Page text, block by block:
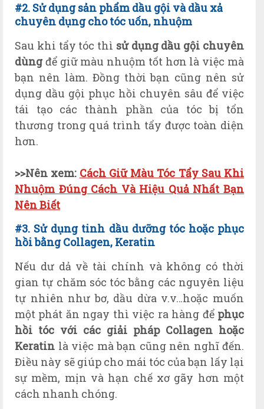
#2. Sử dụng sản phẩm dầu gội và dầu xả
chuyên dụng cho tóc uốn, nhuộm
Sau khi tẩy tóc thì sử dụng dầu gội chuyên
dùngđể giữ màu nhuộm tốt hơn là việc mà
bạn nên làm. Đồng thời bạn cũng nên sử
dụng dầu gội phục hồi chuyên sâu để việc
tái tạo các thành phần của tóc bị tổn
thương trong quá trình tẩy được toàn diện
hơn.
>>Nên xem: Cách Giữ Màu Tóc Tẩy Sau Khi
Nhuộm Đúng Cách Và Hiệu Quả Nhất Bạn
Nên Biết
#3. Sử dụng tinh dầu dưỡng tóc hoặc phục
hồi bằng Collagen, Keratin
Nếu dư dả về tài chính và không có thời
gian tự chăm sóc tóc bằng các nguyên liệu
tự nhiên như bơ, dầu dừa v.v…hoặc muốn
một phát ăn ngay thì việc ra hàng để phục
hồi tóc với các giải pháp Collagen hoặc
Keratin là việc mà bạn cũng nên nghĩ đến.
Điều này sẽ giúp cho mái tóc của bạn lấy lại
sự mềm, mịn và hạn chế xơ gãy hơn một
cách nhanh chóng.